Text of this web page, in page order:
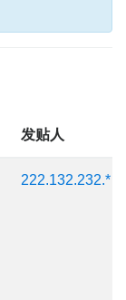
发贴人
222.132.232.*